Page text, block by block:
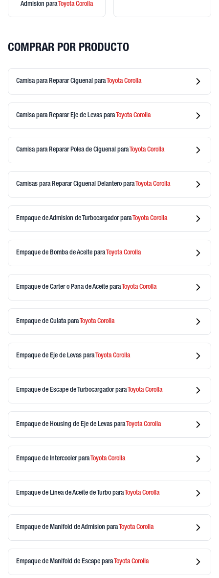
Admision para ToyotaCorolla
COMPRAR POR PRODUCTO
Camisa para Reparar Ciguenal paraToyotaCorolla
Camisa para Reparar Eje de Levas paraToyotaCorolla
Camisa para Reparar Polea de Ciguenal paraToyotaCorolla
Camisas para Reparar Ciguenal Delantero paraToyotaCorolla
Empaque de Admision de TurbocargadorparaToyotaCorolla
Empaque de Bomba de Aceite paraToyotaCorolla
Empaque de Carter o Pana de Aceite paraToyotaCorolla
Empaque de CulataparaToyotaCorolla
Empaque de Eje de Levas paraToyotaCorolla
Empaque de Escape de TurbocargadorparaToyotaCorolla
Empaque de Housing de Eje de Levas paraToyotaCorolla
Empaque de IntercoolerparaToyotaCorolla
Empaque de Linea de Aceite de Turbo paraToyotaCorolla
Empaque de Manifold de Admision paraToyotaCorolla
Empaque de Manifold de Escape paraToyotaCorolla